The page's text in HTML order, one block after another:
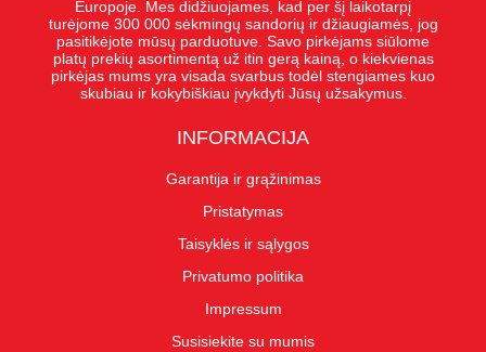
Europoje. Mes didžiuojames, kad per šį laikotarpį
turėjome 300 000 sėkmingų sandorių ir džiaugiamės, jog
pasitikėjote mūsų parduotuve. Savo pirkėjams siūlome
platų prekių asortimentą už itin gerą kainą, o kiekvienas
pirkėjas mums yra visada svarbus todėl stengiames kuo
skubiau ir kokybiškiau įvykdyti Jūsų užsakymus.
INFORMACIJA
Garantija ir grąžinimas
Pristatymas
Taisyklės ir sąlygos
Privatumo politika
Impressum
Susisiekite su mumis